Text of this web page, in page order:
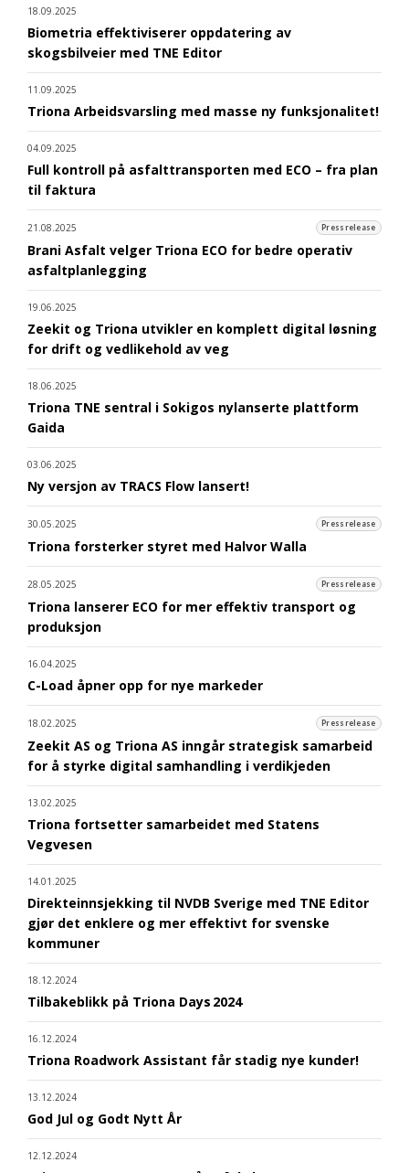
18.09.2025
Biometria effektiviserer oppdatering av
skogsbilveier med TNE Editor
11.09.2025
Triona Arbeidsvarsling med masse ny funksjonalitet!
04.09.2025
Full kontroll på asfalttransporten med ECO – fra plan
til faktura
21.08.2025 Pressrelease
Brani Asfalt velger Triona ECO for bedre operativ
asfaltplanlegging
19.06.2025
Zeekit og Triona utvikler en komplett digital løsning
for drift og vedlikehold av veg
18.06.2025
Triona TNE sentral i Sokigos nylanserte plattform
Gaida
03.06.2025
Ny versjon av TRACS Flow lansert!
30.05.2025 Pressrelease
Triona forsterker styret med Halvor Walla
28.05.2025 Pressrelease
Triona lanserer ECO for mer effektiv transport og
produksjon
16.04.2025
C-Load åpner opp for nye markeder
18.02.2025 Pressrelease
Zeekit AS og Triona AS inngår strategisk samarbeid
for å styrke digital samhandling i verdikjeden
13.02.2025
Triona fortsetter samarbeidet med Statens
Vegvesen
14.01.2025
Direkteinnsjekking til NVDB Sverige med TNE Editor
gjør det enklere og mer effektivt for svenske
kommuner
18.12.2024
Tilbakeblikk på Triona Days 2024
16.12.2024
Triona Roadwork Assistant får stadig nye kunder!
13.12.2024
God Jul og Godt Nytt År
12.12.2024